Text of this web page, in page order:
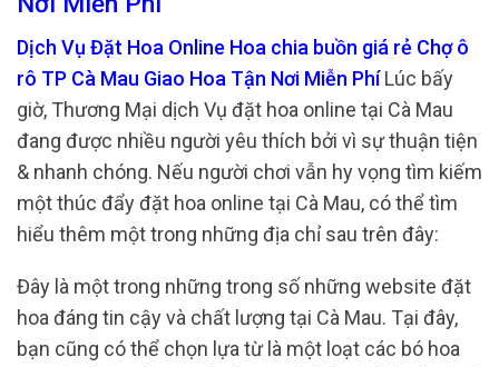
Dịch Vụ Đặt Hoa Online Hoa chia buồn giá rẻ Chợ ô
rô TP Cà Mau Giao Hoa Tận Nơi Miễn PhíLúc bấy
giờ, Thương Mại dịch Vụ đặt hoa online tại Cà Mau
đang được nhiều người yêu thích bởi vì sự thuận tiện
& nhanh chóng. Nếu người chơi vẫn hy vọng tìm kiếm
một thúc đẩy đặt hoa online tại Cà Mau, có thể tìm
hiểu thêm một trong những địa chỉ sau trên đây:
Đây là một trong những trong số những website đặt
hoa đáng tin cậy và chất lượng tại Cà Mau. Tại đây,
bạn cũng có thể chọn lựa từ là một loạt các bó hoa